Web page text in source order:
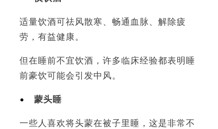
适量饮酒可祛风散寒、畅通血脉、解除疲
劳，有益健康。
但在睡前不宜饮酒，许多临床经验都表明睡
前豪饮可能会引发中风。
蒙头睡
一些人喜欢将头蒙在被子里睡，这是非常不